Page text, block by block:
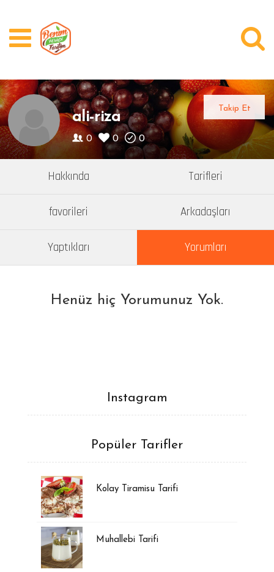
Videolar
Kategoriler
Yazarlar
Bugün Ne Pişirsem?
ali-riza
0 0 0
Takip Et
Hakkında Tarifleri
favorileri Arkadaşları
Yaptıkları Yorumları
Henüz hiç Yorumunuz Yok.
Instagram
Popüler Tarifler
Kolay Tiramisu Tarifi
Muhallebi Tarifi